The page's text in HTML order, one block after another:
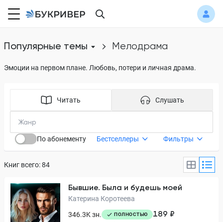
Популярные темы мелодрама
Эмоции на первом плане. Любовь, потери и личная драма.
Читать Слушать
По абонементу Бестселлеры Фильтры
Книг всего: 84
Бывшие. Была и будешь моей
Катерина Коротеева
346.3K зн.
ПОЛНОСТЬЮ 189 ₽